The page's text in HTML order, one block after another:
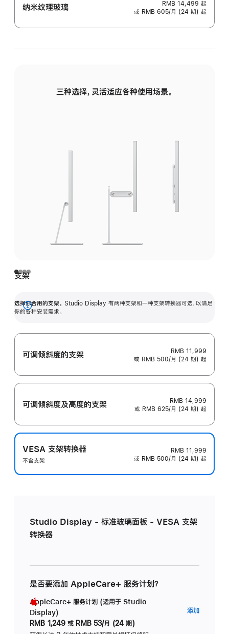
纳米纹理玻璃 RMB 14,499 起
或 RMB 605/月 (24 期) 起
三种选择，灵活适应各种使用场景。
支架
选择你合用的支架。 Studio Display 有两种支架和一种支架转换器可选，以满足
你的各种安装需求。
展
可调倾斜度的支架
RMB 11,999
或 RMB 500/月 (24 期) 起
可调倾斜度及高‍度的支‍架
RMB 14,999
或 RMB 625/月 (24 期) 起
VESA 支架转换器
不含支架
RMB 11,999
或 RMB 500/月 (24 期) 起
Studio Display - 标准玻璃面板 - VESA 支架
转换器
是否要添加 AppleCare+ 服务计划？
AppleCare+ 服务计划 (适用于 Studio
Display)
RMB 1,249 或 RMB 53/月 (24 期)
添加